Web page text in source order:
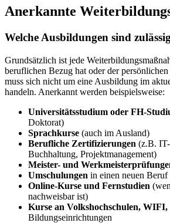
Anerkannte
Welche Ausbildungen sind
Grundsätzlich ist jede
beruflichen Bezug hat oder der
muss sich nicht um eine Ausbildung im
handeln. Anerkannt werden beispielsweise:
Universitätsstudium oder FH-
Doktorat)
Sprachkurse (auch im Ausland)
Berufliche Zertifizierungen (z.B.
Buchhaltung, Projektmanagement)
Meister- und
Umschulungen in einen neuen Beruf
Online-Kurse und Fernstudien
nachweisbar ist)
Kurse an Volkshochschulen,
Bildungseinrichtungen